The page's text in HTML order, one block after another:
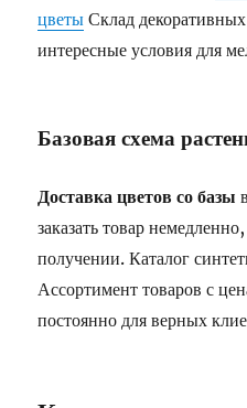
цветы Склад
интересные условия для
Базовая схема
Доставка цветов со базы
заказать товар
получении. Каталог
Ассортимент товаров с
постоянно для верных